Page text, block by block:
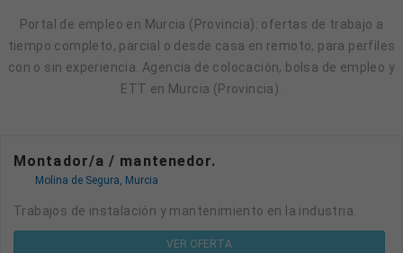
Portal de empleo en Murcia (Provincia): ofertas de trabajo a
tiempo completo, parcial o desde casa en remoto, para perfiles
con o sin experiencia. Agencia de colocación, bolsa de empleo y
ETT en Murcia (Provincia).
Montador/a / mantenedor.
Molina de Segura, Murcia
Trabajos de instalación y mantenimiento en la industria.
VER OFERTA